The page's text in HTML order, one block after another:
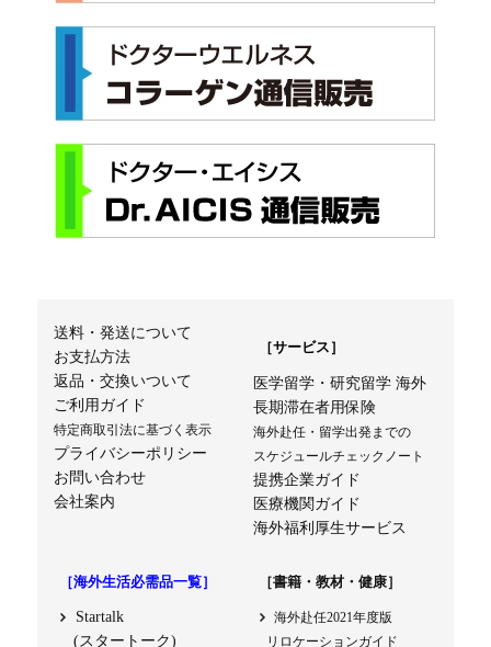
送料・発送について
お支払方法
返品・交換いついて
ご利用ガイド
特定商取引法に基づく表示
プライバシーポリシー
お問い合わせ
会社案内
［サービス］
医学留学・研究留学 海外
長期滞在者用保険
海外赴任・留学出発までの
スケジュールチェックノート
提携企業ガイド
医療機関ガイド
海外福利厚生サービス
［海外生活必需品一覧］
Startalk
(スタートーク)
［書籍・教材・健康］
海外赴任2021年度版
リロケーションガイド